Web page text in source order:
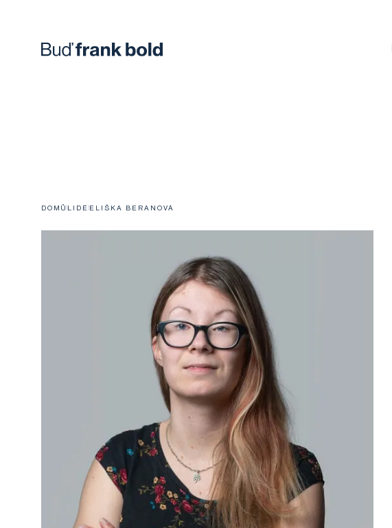
DOMŮ LIDÉ ELIŠKA BERANOVÁ